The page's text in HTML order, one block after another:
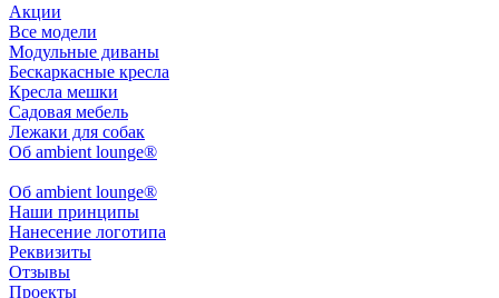
Акции
Все модели
Модульные диваны
Бескаркасные кресла
Кресла мешки
Садовая мебель
Лежаки для собак
Об ambient lounge®
Oб ambient lounge®
Наши принципы
Нанесение логотипа
Реквизиты
Отзывы
Проекты